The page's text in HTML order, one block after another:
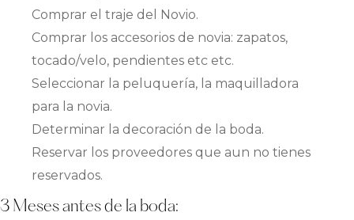
Comprar el traje del Novio.
Comprar los accesorios de novia: zapatos,
tocado/velo, pendientes etc etc.
Seleccionar la peluquería, la maquilladora
para la novia.
Determinar la decoración de la boda.
Reservar los proveedores que aun no tienes
reservados.
3 Meses antes de la boda: